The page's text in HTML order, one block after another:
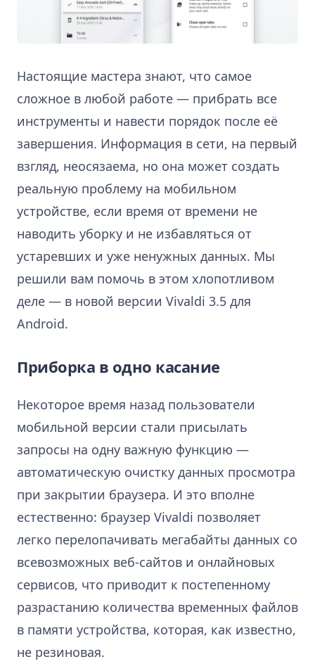
Настоящие мастера знают, что самое
сложное в любой работе — прибрать все
инструменты и навести порядок после её
завершения. Информация в сети, на первый
взгляд, неосязаема, но она может создать
реальную проблему на мобильном
устройстве, если время от времени не
наводить уборку и не избавляться от
устаревших и уже ненужных данных. Мы
решили вам помочь в этом хлопотливом
деле — в новой версии Vivaldi 3.5 для
Android.
Приборка в одно касание
Некоторое время назад пользователи
мобильной версии стали присылать
запросы на одну важную функцию —
автоматическую очистку данных просмотра
при закрытии браузера. И это вполне
естественно: браузер Vivaldi позволяет
легко перелопачивать мегабайты данных со
всевозможных веб-сайтов и онлайновых
сервисов, что приводит к постепенному
разрастанию количества временных файлов
в памяти устройства, которая, как известно,
не резиновая.